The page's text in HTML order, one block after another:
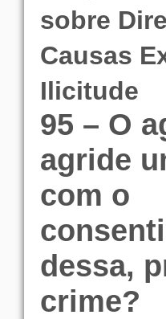
sobre
Causas
Ilicitude
95 – O
agride
com o
dessa,
crime?